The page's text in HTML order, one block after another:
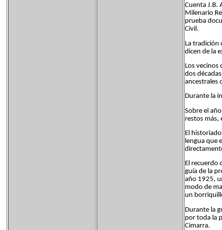
Cuenta J.B.
Milenario
prueba
Civil.
La tradición
dicen de la
Los
dos
ancestrales
Durante la
Sobre el
restos más,
El
lengua que
El recuerdo
guía de la
año 1925,
modo de
un
Durante la
por toda la
Cimarra.